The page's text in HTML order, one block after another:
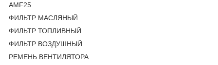
AMF25
ФИЛЬТР МАСЛЯНЫЙ
ФИЛЬТР ТОПЛИВНЫЙ
ФИЛЬТР ВОЗДУШНЫЙ
РЕМЕНЬ ВЕНТИЛЯТОРА